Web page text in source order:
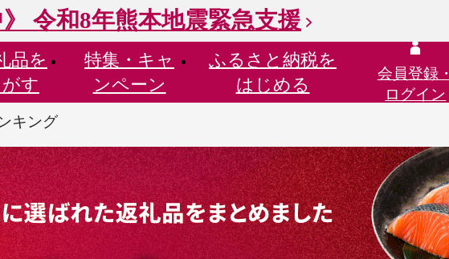
》 令和8年熊本地震緊急支援
品を
す
特集・ キャ
ンペーン
ふるさと納税を
はじめる
会員登録・
ログイン
キング